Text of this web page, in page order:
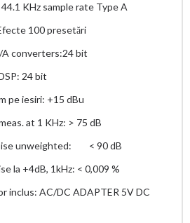
KHz sample rate Type A
100 presetări
A converters:24 bit
24 bit
pe iesiri: +15 dBu
at 1 KHz: > 75 dB
unweighted:
< 90 dB
la +4dB, 1kHz: < 0,009 %
inclus: AC/DC ADAPTER 5V DC